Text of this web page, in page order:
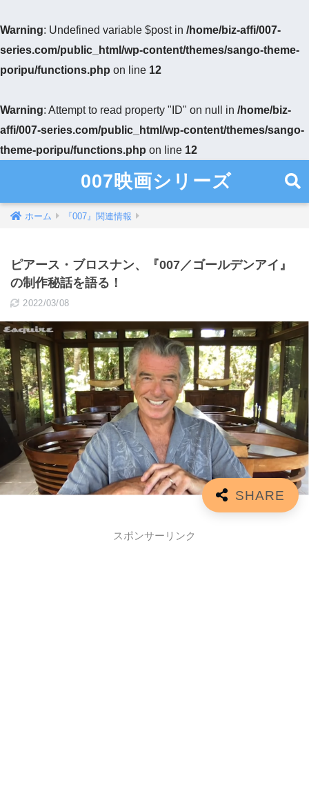
Warning: Undefined variable $post in /home/biz-affi/007-
series.com/public_html/wp-content/themes/sango-theme-
poripu/functions.php on line 12
Warning: Attempt to read property "ID" on null in /home/biz-
affi/007-series.com/public_html/wp-content/themes/sango-
theme-poripu/functions.php on line 12
007映画シリーズ
ホーム 『007』関連情報
ピアース・ブロスナン、『007／ゴールデンアイ』
の制作秘話を語る！
2022/03/08
スポンサーリンク